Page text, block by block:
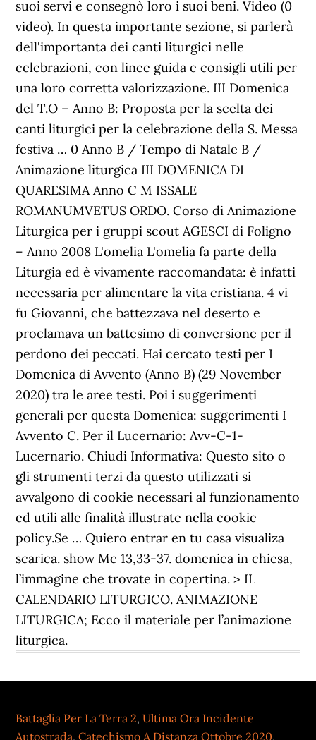
suoi servi e consegnò loro i suoi beni. Video (0
video). In questa importante sezione, si parlerà
dell'importanta dei canti liturgici nelle
celebrazioni, con linee guida e consigli utili per
una loro corretta valorizzazione. III Domenica
del T.O – Anno B: Proposta per la scelta dei
canti liturgici per la celebrazione della S. Messa
festiva … 0 Anno B / Tempo di Natale B /
Animazione liturgica III DOMENICA DI
QUARESIMA Anno C M ISSALE
ROMANUMVETUS ORDO. Corso di Animazione
Liturgica per i gruppi scout AGESCI di Foligno
– Anno 2008 L'omelia L'omelia fa parte della
Liturgia ed è vivamente raccomandata: è infatti
necessaria per alimentare la vita cristiana. 4 vi
fu Giovanni, che battezzava nel deserto e
proclamava un battesimo di conversione per il
perdono dei peccati. Hai cercato testi per I
Domenica di Avvento (Anno B) (29 November
2020) tra le aree testi. Poi i suggerimenti
generali per questa Domenica: suggerimenti I
Avvento C. Per il Lucernario: Avv-C-1-
Lucernario. Chiudi Informativa: Questo sito o
gli strumenti terzi da questo utilizzati si
avvalgono di cookie necessari al funzionamento
ed utili alle finalità illustrate nella cookie
policy.Se … Quiero entrar en tu casa visualiza
scarica. show Mc 13,33-37. domenica in chiesa,
l’immagine che trovate in copertina. > IL
CALENDARIO LITURGICO. ANIMAZIONE
LITURGICA; Ecco il materiale per l’animazione
liturgica.
Battaglia Per La Terra 2,Ultima Ora Incidente
Autostrada,Catechismo A Distanza Ottobre 2020,